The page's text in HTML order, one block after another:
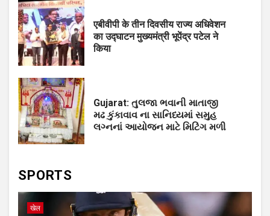
एबीवीपी के तीन दिवसीय राज्य अधिवेशन
का उद्घाटन मुख्यमंत्री भूपेंद्र पटेल ने
किया
Gujarat: તુલજા ભવાની માતાજી
મઢ કુંકાવાવ ના સાનિધ્યમાં સમુહ
લગ્નનાં આયોજન માટે મિટિંગ મળી
SPORTS
खेल